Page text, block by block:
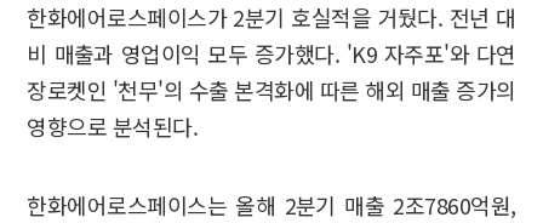
한화에어로스페이스가 2분기 호실적을 거뒀다. 전년 대
비 매출과 영업이익 모두 증가했다. 'K9 자주포'와 다연
장로켓인 '천무'의 수출 본격화에 따른 해외 매출 증가의
영향으로 분석된다.
한화에어로스페이스는 올해 2분기 매출 2조7860억원,